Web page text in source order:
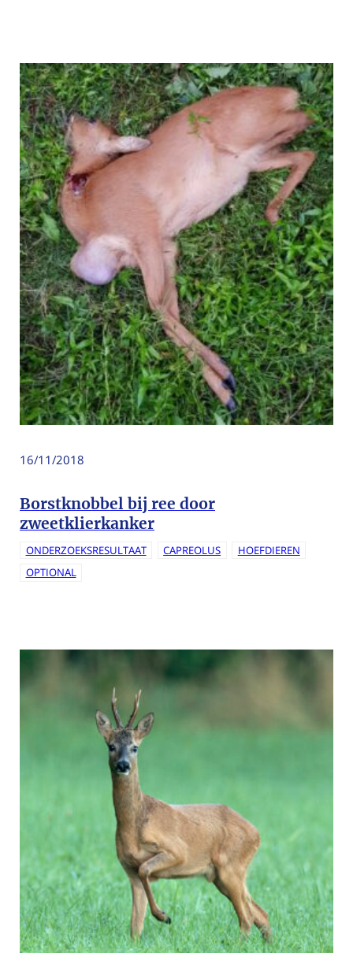
16/11/2018
Borstknobbel bij ree door
zweetklierkanker
ONDERZOEKSRESULTAAT CAPREOLUS
HOEFDIEREN
OPTIONAL